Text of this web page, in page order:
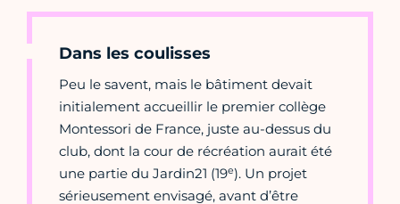
Dans les coulisses
Peu le savent, mais le bâtiment devait
initialement accueillir le premier collège
Montessori de France, juste au-dessus du
club, dont la cour de récréation aurait été
une partie du Jardin21 (19e). Un projet
sérieusement envisagé, avant d’être